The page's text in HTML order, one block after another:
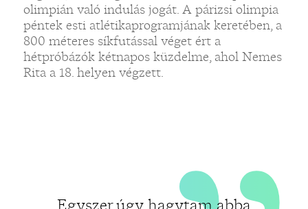
olimpián való indulás jogát. A párizsi olimpia
péntek esti atlétikaprogramjának keretében, a
800 méteres síkfutással véget ért a
hétpróbázók kétnapos küzdelme, ahol Nemes
Rita a 18. helyen végzett.